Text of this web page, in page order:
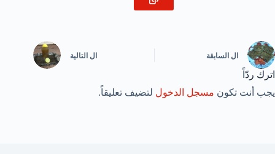
ال السابقة ال التالية
اترك ردّاً
يجب أنت تكون مسجل الدخول لتضيف تعليقاً.